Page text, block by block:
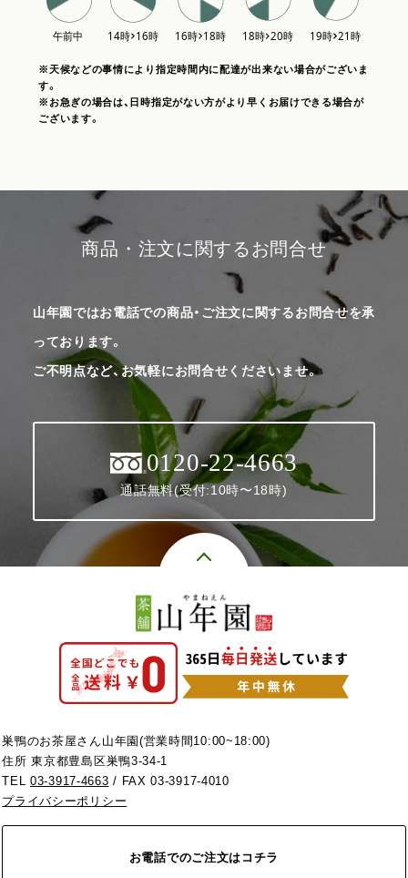
※天候などの事情により指定時間内に配達が出来ない場合がございま
す。
※お急ぎの場合は、日時指定がない方がより早くお届けできる場合が
ございます。
商品・注文に関するお問合せ
山年園ではお電話での商品・ご注文に関するお問合せを承
っております。
ご不明点など、お気軽にお問合せくださいませ。
0120-22-4663
通話無料(受付:10時〜18時)
巣鴨のお茶屋さん山年園(営業時間10:00~18:00)
住所 東京都豊島区巣鴨3-34-1
TEL03-3917-4663 / FAX 03-3917-4010
プライバシーポリシー
お電話でのご注文はコチラ